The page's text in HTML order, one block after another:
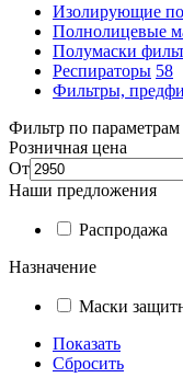
Изолирующие
Полнолицевые
Полумаски
Респираторы 58
Фильтры,
Фильтр по параметрам
Розничная цена
От
Наши предложения
Распродажа
Назначение
Маски
Показать
Сбросить